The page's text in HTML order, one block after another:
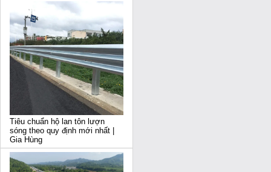
Tiêu chuẩn hộ lan tôn lượn
sóng theo quy định mới nhất |
Gia Hùng